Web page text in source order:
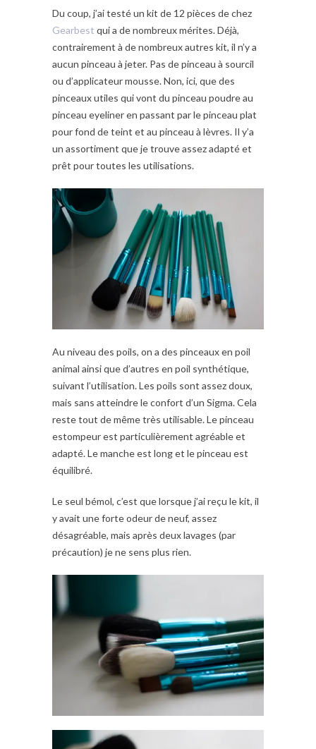
Du coup, j’ai testé un kit de 12 pièces de chez
Gearbest qui a de nombreux mérites. Déjà,
contrairement à de nombreux autres kit, il n’y a
aucun pinceau à jeter. Pas de pinceau à sourcil
ou d’applicateur mousse. Non, ici, que des
pinceaux utiles qui vont du pinceau poudre au
pinceau eyeliner en passant par le pinceau plat
pour fond de teint et au pinceau à lèvres. Il y’a
un assortiment que je trouve assez adapté et
prêt pour toutes les utilisations.
Au niveau des poils, on a des pinceaux en poil
animal ainsi que d’autres en poil synthétique,
suivant l’utilisation. Les poils sont assez doux,
mais sans atteindre le confort d’un Sigma. Cela
reste tout de même très utilisable. Le pinceau
estompeur est particulièrement agréable et
adapté. Le manche est long et le pinceau est
équilibré.
Le seul bémol, c’est que lorsque j’ai reçu le kit, il
y avait une forte odeur de neuf, assez
désagréable, mais après deux lavages (par
précaution) je ne sens plus rien.